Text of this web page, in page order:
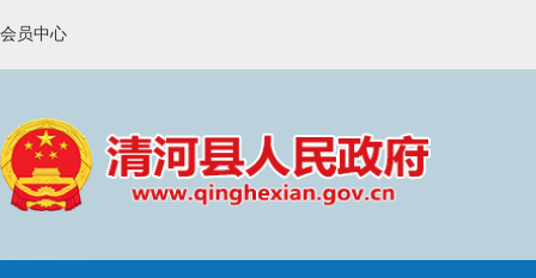
会员中心